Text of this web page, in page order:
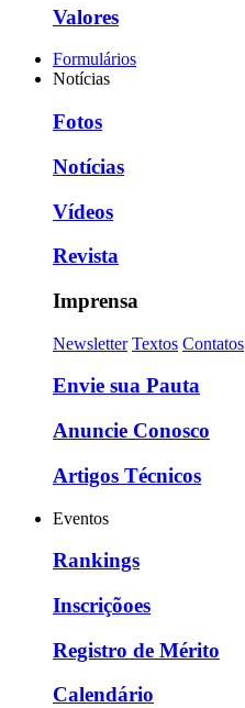
Valores
Formulários
Notícias
Fotos
Notícias
Vídeos
Revista
Imprensa
Newsletter Textos Contatos
Envie sua Pauta
Anuncie Conosco
Artigos Técnicos
Eventos
Rankings
Inscriçõoes
Registro de Mérito
Calendário